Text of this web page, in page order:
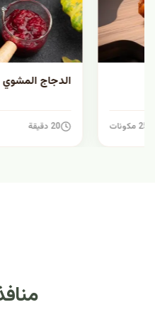
الدجاج المشوي مع الأفوكادو
20 دقيقة